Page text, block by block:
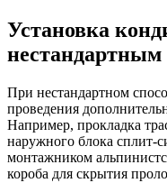
Установка
нестандартным
При нестандартном
проведения
Например, прокладка
наружного блока сплит-
монтажником
короба для скрытия